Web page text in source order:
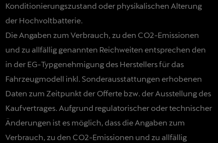
Konditionierungszustand oder physikalischen Alterung
der Hochvoltbatterie.
Die Angaben zum Verbrauch, zu den CO2-Emissionen
und zu allfällig genannten Reichweiten entsprechen den
in der EG-Typgenehmigung des Herstellers für das
Fahrzeugmodell inkl. Sonderausstattungen erhobenen
Daten zum Zeitpunkt der Offerte bzw. der Ausstellung des
Kaufvertrages. Aufgrund regulatorischer oder technischer
Änderungen ist es möglich, dass die Angaben zum
Verbrauch, zu den CO2-Emissionen und zu allfällig